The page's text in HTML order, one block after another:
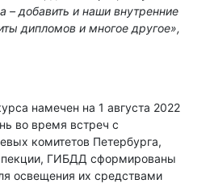
– добавить и наши внутренние
дипломов и многое другое»,
намечен на 1 августа 2022
во время встреч с
комитетов Петербурга,
ГИБДД сформированы
освещения их средствами